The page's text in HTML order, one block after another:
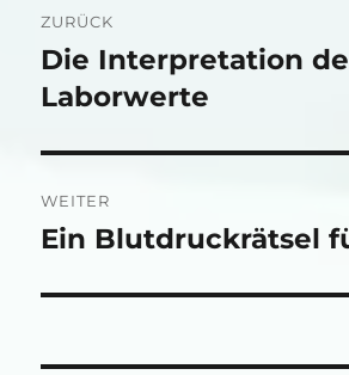
ZURÜCK
Vorheriger
Beitrag:
Die Interpretation
Laborwerte
WEITER
Nächster
Ein Blutdruckrätsel